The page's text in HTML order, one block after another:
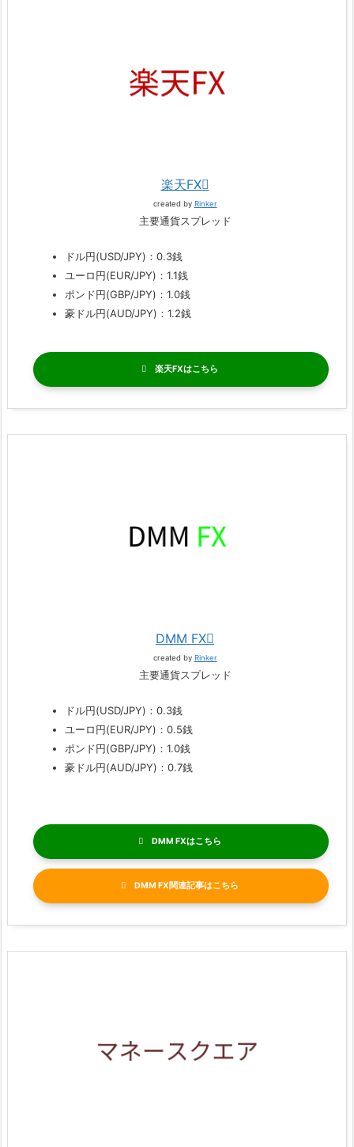
楽天FX
created by Rinker
主要通貨スプレッド
ドル円(USD/JPY)：0.3銭
ユーロ円(EUR/JPY)：1.1銭
ポンド円(GBP/JPY)：1.0銭
豪ドル円(AUD/JPY)：1.2銭
楽天FX
DMM FX
created by Rinker
主要通貨スプレッド
ドル円(USD/JPY)：0.3銭
ユーロ円(EUR/JPY)：0.5銭
ポンド円(GBP/JPY)：1.0銭
豪ドル円(AUD/JPY)：0.7銭
DMM FX
DMM FX関連記事